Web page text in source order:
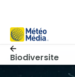
Biodiversite